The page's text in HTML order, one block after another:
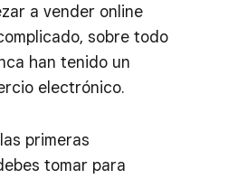
a vender online
sobre todo
han tenido un
electrónico.
primeras
tomar para